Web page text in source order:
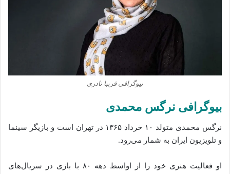
بیوگرافی فریبا نادری
بیوگرافی نرگس محمدی
نرگس محمدی متولد ۱۰ خرداد ۱۳۶۵ در تهران است و بازیگر سینما
و تلویزیون ایران به شمار می‌رود.
او فعالیت هنری خود را از اواسط دهه ۸۰ با بازی در سریال‌های